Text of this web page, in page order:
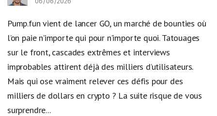
Pump.fun vient de lancer GO, un marché de bounties où
l’on paie n’importe qui pour n’importe quoi. Tatouages
sur le front, cascades extrêmes et interviews
improbables attirent déjà des milliers d’utilisateurs.
Mais qui ose vraiment relever ces défis pour des
milliers de dollars en crypto ? La suite risque de vous
surprendre...